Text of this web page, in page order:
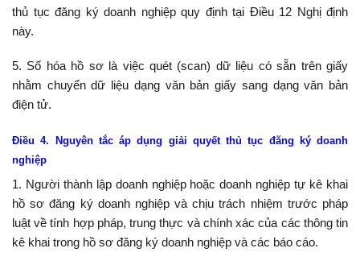
thủ tục đăng ký doanh nghiệp quy định tại Điều 12 Nghị định
này.
5. Số hóa hồ sơ là việc quét (scan) dữ liệu có sẵn trên giấy
nhằm chuyển dữ liệu dạng văn bản giấy sang dạng văn bản
điện tử.
Điều 4. Nguyên tắc áp dụng giải quyết thủ tục đăng ký doanh
nghiệp
1. Người thành lập doanh nghiệp hoặc doanh nghiệp tự kê khai
hồ sơ đăng ký doanh nghiệp và chịu trách nhiệm trước pháp
luật về tính hợp pháp, trung thực và chính xác của các thông tin
kê khai trong hồ sơ đăng ký doanh nghiệp và các báo cáo.